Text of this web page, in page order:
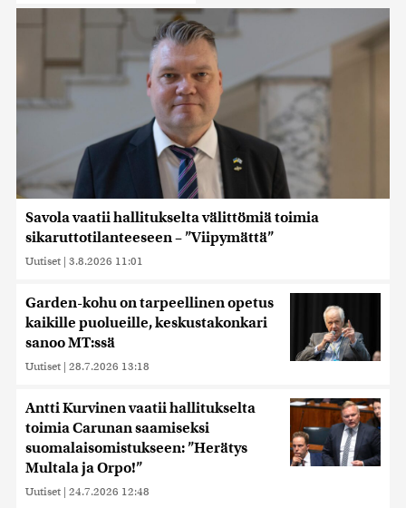
Savola vaatii hallitukselta välittömiä toimia
sikaruttotilanteeseen – ”Viipymättä”
Uutiset | 3.8.2026 11:01
Garden-kohu on tarpeellinen opetus
kaikille puolueille, keskustakonkari
sanoo MT:ssä
Uutiset | 28.7.2026 13:18
Antti Kurvinen vaatii hallitukselta
toimia Carunan saamiseksi
suomalaisomistukseen: ”Herätys
Multala ja Orpo!”
Uutiset | 24.7.2026 12:48